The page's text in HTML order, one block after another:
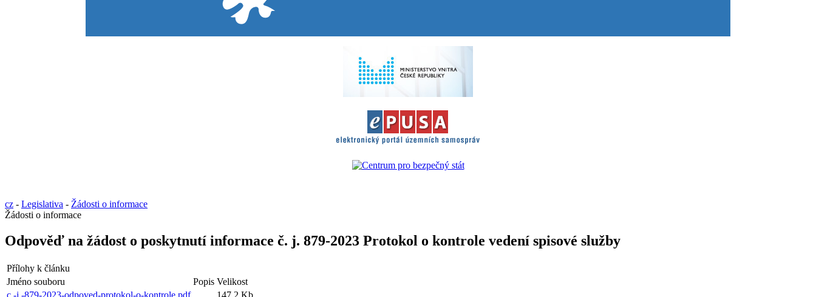
cz - Legislativa - Žádosti o informace
Žádosti o informace
Odpověď na žádost o poskytnutí informace č. j. 879-2023 Protokol o kontrole vedení spisové služby
Přílohy k článku
Jméno souboru
Popis Velikost
c.-j.-879-2023-odpoved-protokol-o-kontrole.pdf
147.2 Kb